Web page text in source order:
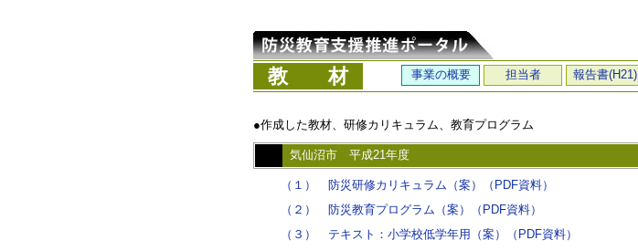
教 材 事業の概要 担当者 報告書(H21)
●作成した教材、研修カリキュラム、教育プログラム
気仙沼市 平成21年度
（１） 防災研修カリキュラム（案）（PDF資料）
（２） 防災教育プログラム（案）（PDF資料）
（３） テキスト：小学校低学年用（案）（PDF資料）